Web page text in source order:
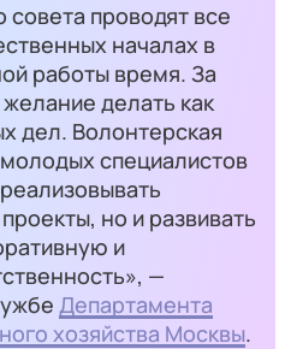
проводят все
началах в
работы время. За
делать как
дел. Волонтерская
специалистов
но и развивать
и
—
Департамента
хозяйства Москвы.